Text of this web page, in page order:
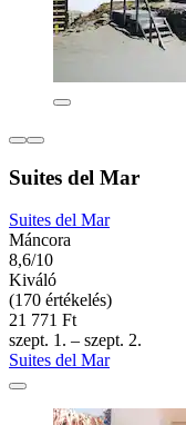
Suites del Mar
Suites del Mar
Máncora
8,6/10
Kiváló
(170 értékelés)
21 771 Ft
szept. 1. – szept. 2.
Suites del Mar